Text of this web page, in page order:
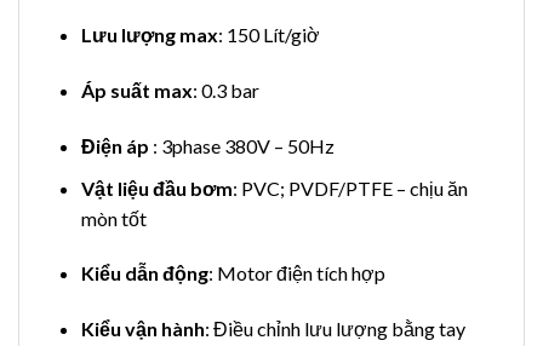
Lưu lượng max: 150 Lít/giờ
Áp suất max: 0.3 bar
Điện áp : 3phase 380V – 50Hz
Vật liệu đầu bơm: PVC; PVDF/PTFE – chịu ăn
mòn tốt
Kiểu dẫn động: Motor điện tích hợp
Kiểu vận hành: Điều chỉnh lưu lượng bằng tay